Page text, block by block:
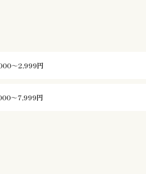
～2,999円
～7,999円